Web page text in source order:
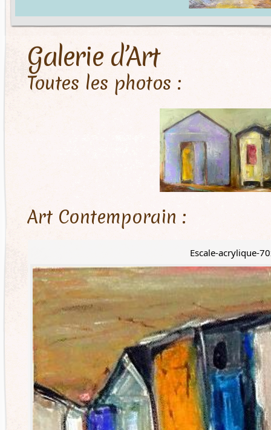
Galerie d’Art
Toutes les photos :
Art Contemporain :
Escale-acrylique-